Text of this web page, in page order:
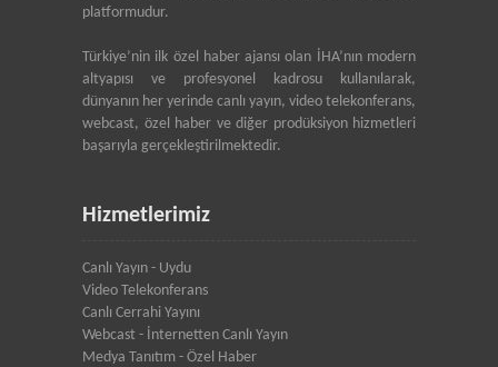
platformudur.
Türkiye’nin ilk özel haber ajansı olan İHA’nın modern
altyapısı ve profesyonel kadrosu kullanılarak,
dünyanın her yerinde canlı yayın, video telekonferans,
webcast, özel haber ve diğer prodüksiyon hizmetleri
başarıyla gerçekleştirilmektedir.
Hizmetlerimiz
Canlı Yayın - Uydu
Video Telekonferans
Canlı Cerrahi Yayını
Webcast - İnternetten Canlı Yayın
Medya Tanıtım - Özel Haber